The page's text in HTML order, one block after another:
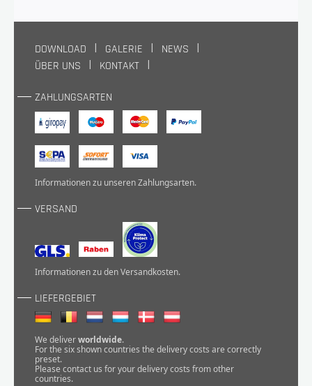
DOWNLOAD GALERIE
NEWS
ÜBER UNS
KONTAKT
ZAHLUNGSARTEN
Informationen zu unserenZahlungsarten.
VERSAND
Informationen zu denVersandkosten.
LIEFERGEBIET
We deliverworldwide.
For the six shown countries the delivery costs are correctly
preset.
Please contact us for your delivery costs from other
countries.